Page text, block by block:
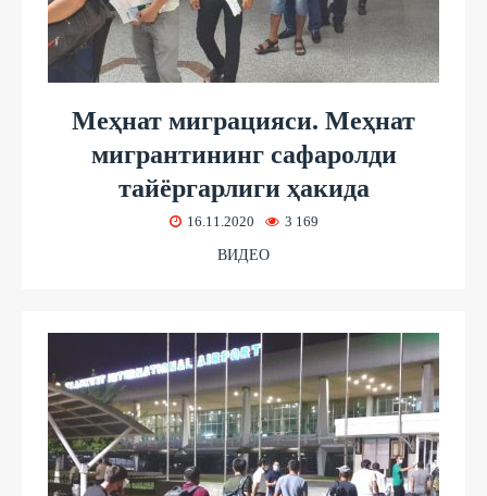
Меҳнат миграцияси. Меҳнат
мигрантининг сафаролди
тайёргарлиги ҳакида
16.11.2020 3 169
ВИДЕО